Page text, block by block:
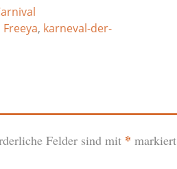
Freeya, karneval-der-
Felder sind mit * markiert